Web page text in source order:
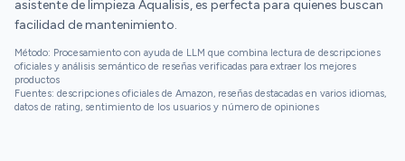
asistente de limpieza Aqualisis, es perfecta para quienes buscan
facilidad de mantenimiento.
Método: Procesamiento con ayuda de LLM que combina lectura de descripciones
oficiales y análisis semántico de reseñas verificadas para extraer los mejores
productos
Fuentes: descripciones oficiales de Amazon, reseñas destacadas en varios idiomas,
datos de rating, sentimiento de los usuarios y número de opiniones